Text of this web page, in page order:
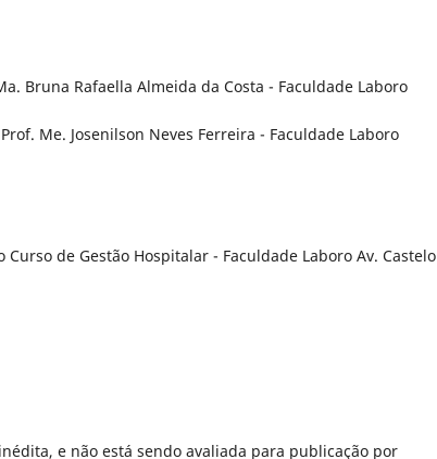
Bruna Rafaella Almeida da Costa - Faculdade Laboro
Me. Josenilson Neves Ferreira - Faculdade Laboro
Curso de Gestão Hospitalar - Faculdade Laboro Av. Castelo
e não está sendo avaliada para publicação por